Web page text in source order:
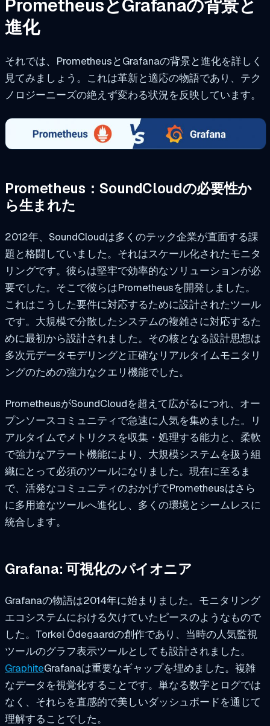
PrometheusとGrafanaの背景と
進化
それでは、PrometheusとGrafanaの背景と進化を詳しく
見てみましょう。これは革新と適応の物語であり、テク
ノロジーニーズの絶えず変わる状況を反映しています。
Prometheus：SoundCloudの必要性か
ら生まれた
2012年、SoundCloudは多くのテック企業が直面する課
題と格闘していました。それはスケール化されたモニタ
リングです。彼らは堅牢で効率的なソリューションが必
要でした。そこで彼らはPrometheusを開発しました。
これはこうした要件に対応するために設計されたツール
です。大規模で分散したシステムの複雑さに対応するた
めに最初から設計されました。その核となる設計思想は
多次元データモデリングと正確なリアルタイムモニタリ
ングのための強力なクエリ機能でした。
PrometheusがSoundCloudを超えて広がるにつれ、オー
プンソースコミュニティで急速に人気を集めました。リ
アルタイムでメトリクスを収集・処理する能力と、柔軟
で強力なアラート機能により、大規模システムを扱う組
織にとって必須のツールになりました。現在に至るま
で、活発なコミュニティのおかげでPrometheusはさら
に多用途なツールへ進化し、多くの環境とシームレスに
統合します。
Grafana: 可視化のパイオニア
Grafanaの物語は2014年に始まりました。モニタリング
エコシステムにおける欠けていたピースのようなもので
した。Torkel Ödegaardの創作であり、当時の人気監視
ツールのグラフ表示ツールとしても設計されました。
GraphiteGrafanaは重要なギャップを埋めました。複雑
なデータを視覚化することです。単なる数字とログでは
なく、それらを直感的で美しいダッシュボードを通じて
理解することでした。